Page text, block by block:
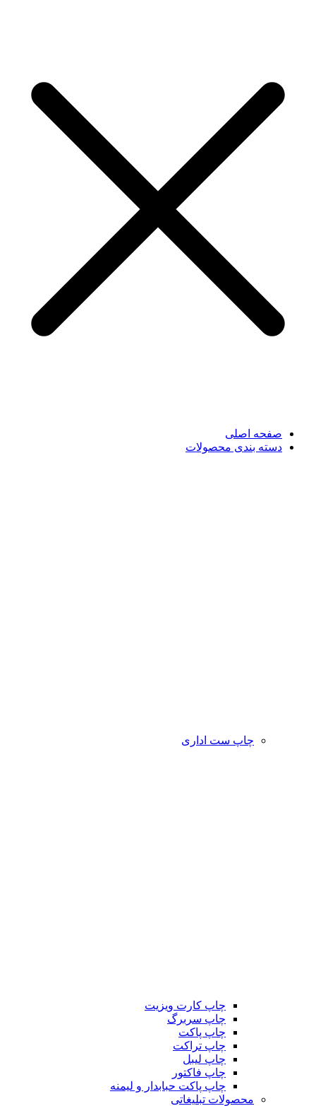
صفحه اصلی
دسته بندی محصولات
چاپ ست اداری
چاپ کارت ویزیت
چاپ سربرگ
چاپ پاکت
چاپ تراکت
چاپ لیبل
چاپ فاکتور
چاپ پاکت حبابدار و لیمنه
محصولات تبلیغاتی